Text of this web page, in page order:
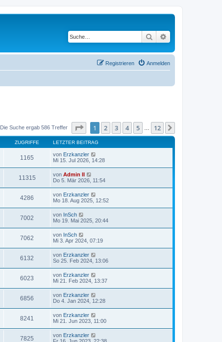
Suche
Anmelden
Registrieren
Die Suche ergab 586 Treffer Seite von12
1 2 3 4 5 12
ZUGRIFFE LETZTER BEITRAG
1165 von Erzkanzler
Mi 15. Jul 2026, 14:28
11315 von Admin II
Do 5. Mär 2026, 11:54
4286 von Erzkanzler
Mo 18. Aug 2025, 12:52
7002 von InSch
Mo 19. Mai 2025, 20:44
7062 von InSch
Mi 3. Apr 2024, 07:19
6132 von Erzkanzler
So 25. Feb 2024, 13:06
6023 von Erzkanzler
Mi 21. Feb 2024, 13:37
6856 von Erzkanzler
Do 4. Jan 2024, 12:28
8241 von Erzkanzler
Mi 21. Jun 2023, 11:00
7825 von Erzkanzler